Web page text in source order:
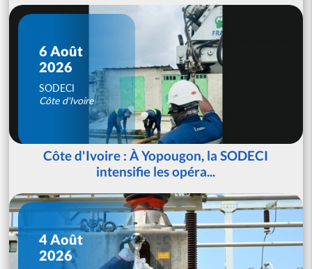
6 Août
2026
SODECI
Côte d'Ivoire
Côte d'Ivoire : À Yopougon, la SODECI
intensifie les opéra...
4 Août
2026